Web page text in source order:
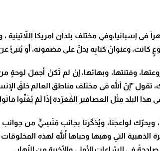
إسبانيا،وفي مختلف بلدان امريكا اللاّتينية
كانت، وعنوانُ كتابِه يدلُّ على مضمونه، أو يُنبئُ
وفتنتها، وبهائها، إنْ لم تَكنْ أجملَ لوحةٍ من
”إنّ اللهَ فى مختلف مناطق العالم خلقَ
البلد مِثْل العصافير المُغرّدة إذَا لَمْ يُغَنِّوا
ويحرّك لواعجَنا، ويُذكّرنا بجانب مَنْسِيٍّ من جوانب
التي وهبها وحباها اللهُ لهذه المخلوقات
فى السّاعاتٍ الأولى والأخيرة من النّهار.